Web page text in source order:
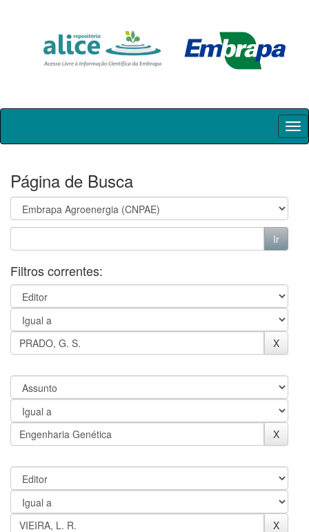
Skip
Página de Busca
Filtros correntes: